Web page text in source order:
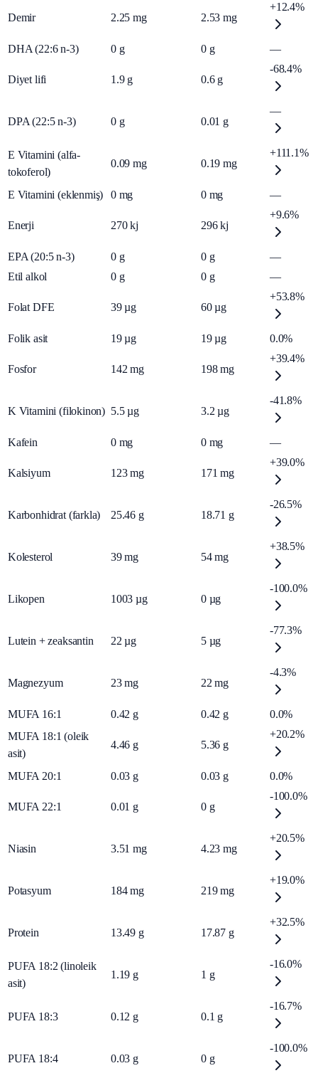
Demir 2.25 mg 2.53 mg
+12.4%
DHA (22:6 n-3) 0 g 0 g —
Diyet lifi 1.9 g 0.6 g
-68.4%
DPA (22:5 n-3) 0 g 0.01 g
—
E Vitamini (alfa-
tokoferol)
0.09 mg 0.19 mg
+111.1%
E Vitamini (eklenmiş) 0 mg 0 mg —
Enerji 270 kj 296 kj
+9.6%
EPA (20:5 n-3) 0 g 0 g
—
Etil alkol
0 g 0 g —
Folat DFE 39 µg 60 µg
+53.8%
Folik asit 19 µg 19 µg 0.0%
Fosfor 142 mg 198 mg
+39.4%
K Vitamini (filokinon) 5.5 µg 3.2 µg
-41.8%
Kafein 0 mg 0 mg —
Kalsiyum 123 mg 171 mg
+39.0%
Karbonhidrat (farkla) 25.46 g 18.71 g
-26.5%
Kolesterol 39 mg 54 mg
+38.5%
Likopen 1003 µg 0 µg
-100.0%
Lutein + zeaksantin 22 µg 5 µg
-77.3%
Magnezyum 23 mg 22 mg
-4.3%
MUFA 16:1 0.42 g 0.42 g
0.0%
MUFA 18:1 (oleik
asit)
4.46 g 5.36 g
+20.2%
MUFA 20:1 0.03 g 0.03 g 0.0%
MUFA 22:1 0.01 g 0 g
-100.0%
Niasin 3.51 mg 4.23 mg
+20.5%
Potasyum 184 mg 219 mg
+19.0%
Protein 13.49 g 17.87 g
+32.5%
PUFA 18:2 (linoleik
asit)
1.19 g 1 g
-16.0%
PUFA 18:3 0.12 g 0.1 g
-16.7%
PUFA 18:4 0.03 g 0 g
-100.0%